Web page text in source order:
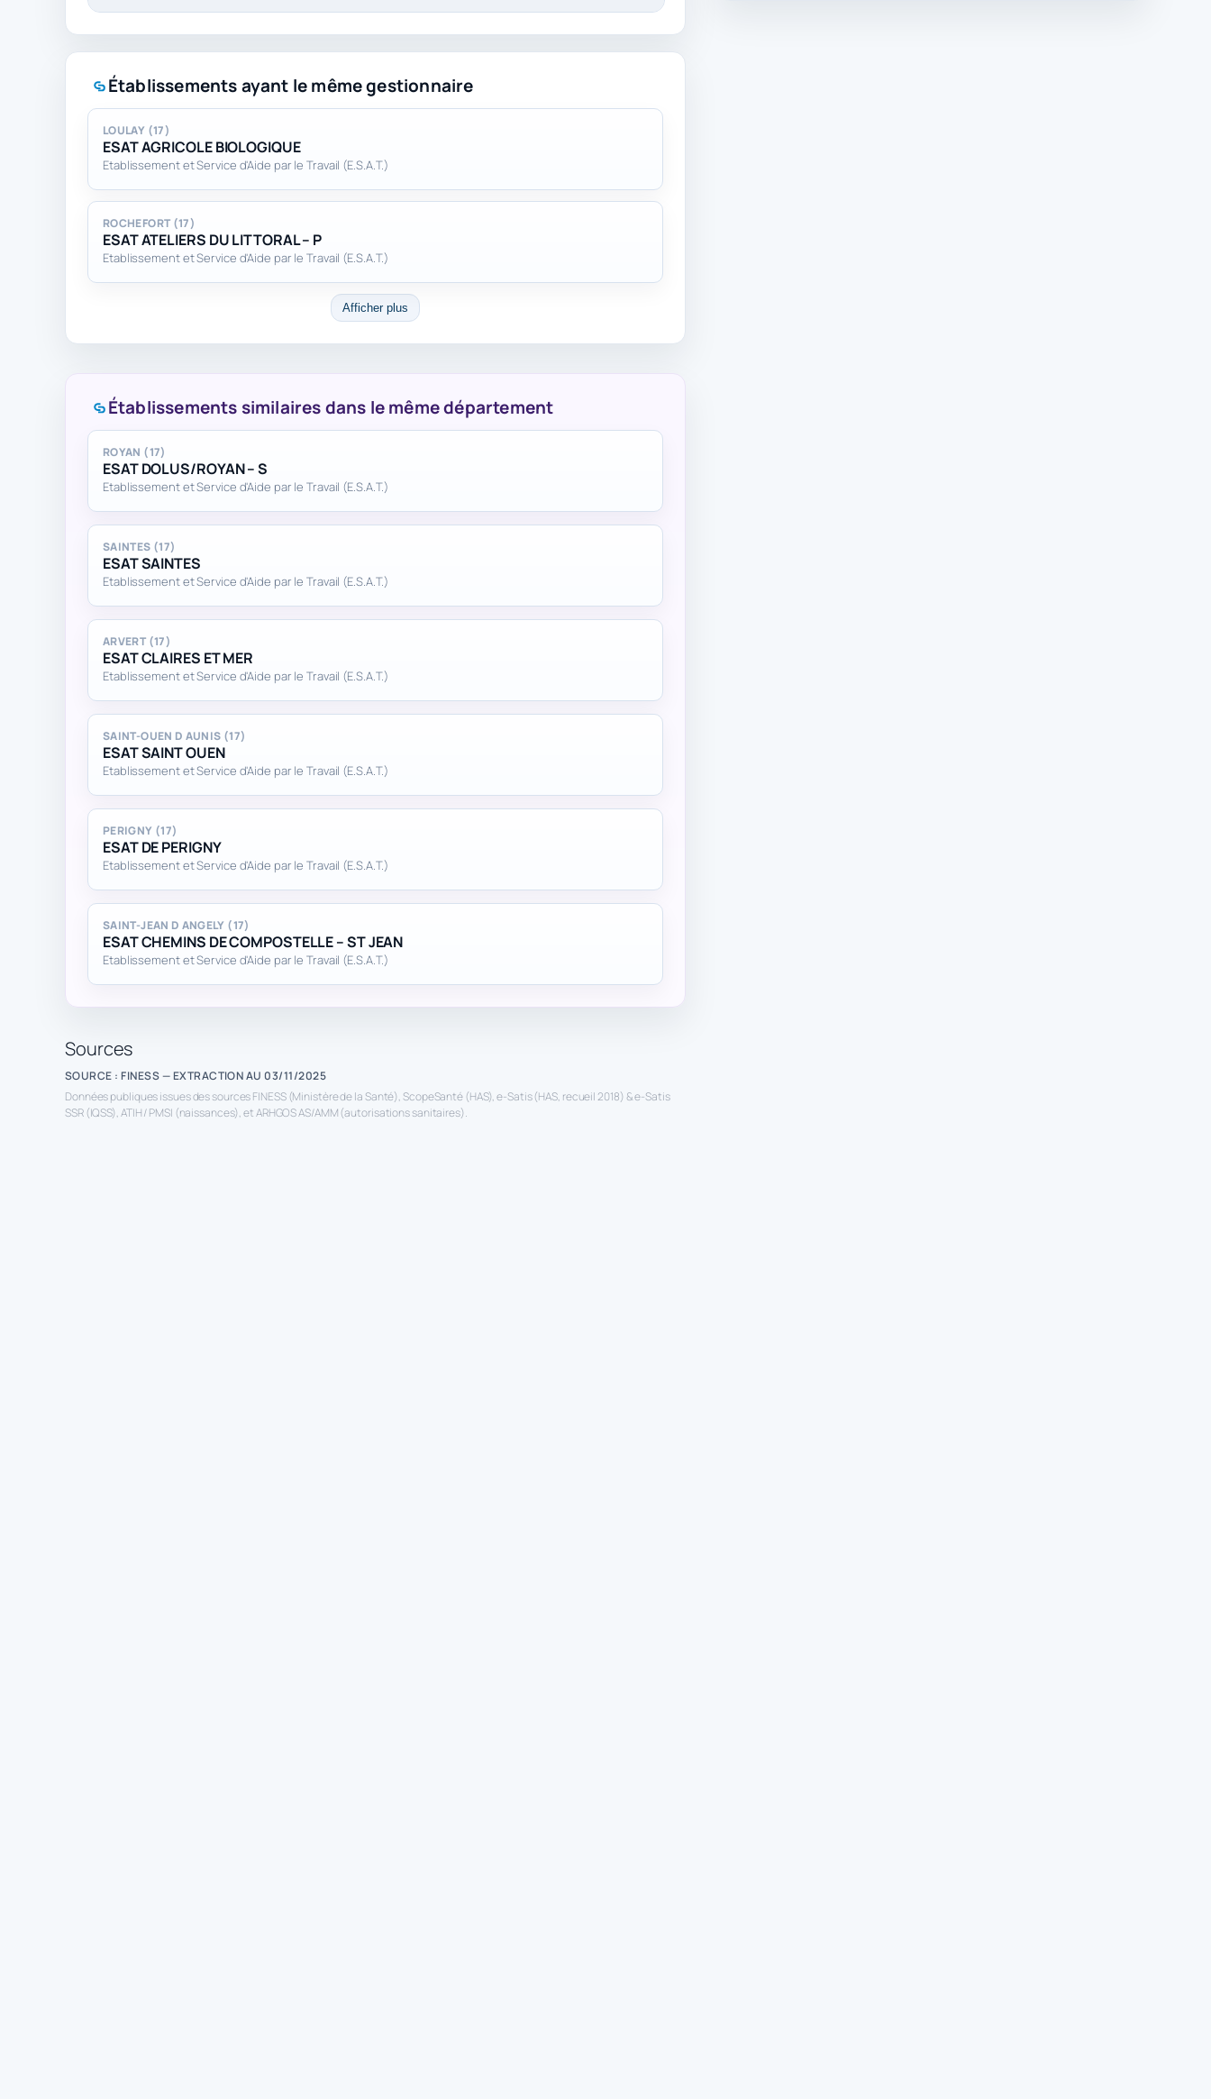
Établissements ayant le même gestionnaire
LOULAY (17)
ESAT AGRICOLE BIOLOGIQUE
Etablissement et Service d'Aide par le Travail (E.S.A.T.)
ROCHEFORT (17)
ESAT ATELIERS DU LITTORAL – P
Etablissement et Service d'Aide par le Travail (E.S.A.T.)
Afficher plus
Établissements similaires dans le même département
ROYAN (17)
ESAT DOLUS/ROYAN – S
Etablissement et Service d'Aide par le Travail (E.S.A.T.)
SAINTES (17)
ESAT SAINTES
Etablissement et Service d'Aide par le Travail (E.S.A.T.)
ARVERT (17)
ESAT CLAIRES ET MER
Etablissement et Service d'Aide par le Travail (E.S.A.T.)
SAINT-OUEN D AUNIS (17)
ESAT SAINT OUEN
Etablissement et Service d'Aide par le Travail (E.S.A.T.)
PERIGNY (17)
ESAT DE PERIGNY
Etablissement et Service d'Aide par le Travail (E.S.A.T.)
SAINT-JEAN D ANGELY (17)
ESAT CHEMINS DE COMPOSTELLE – ST JEAN
Etablissement et Service d'Aide par le Travail (E.S.A.T.)
Sources
SOURCE : FINESS — EXTRACTION AU 03/11/2025
Données publiques issues des sources FINESS (Ministère de la Santé), ScopeSanté (HAS), e-Satis (HAS, recueil 2018) & e-Satis
SSR (IQSS), ATIH / PMSI (naissances), et ARHGOS AS/AMM (autorisations sanitaires).